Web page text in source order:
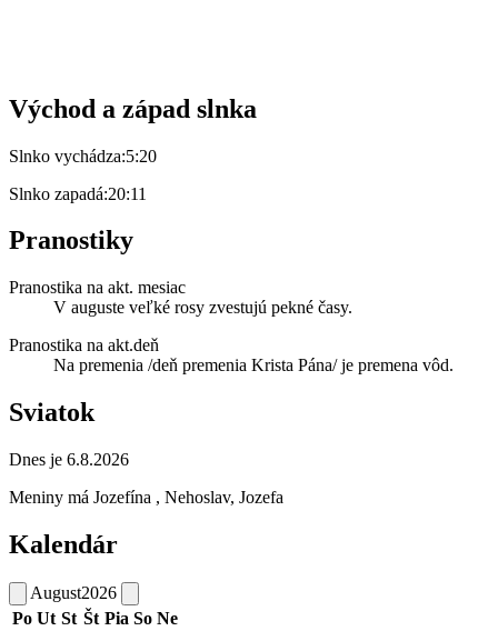
Východ a západ slnka
Slnko vychádza:5:20
Slnko zapadá:20:11
Pranostiky
Pranostika na akt. mesiac
V auguste veľké rosy zvestujú pekné časy.
Pranostika na akt.deň
Na premenia /deň premenia Krista Pána/ je premena vôd.
Sviatok
Dnes je 6.8.2026
Meniny má Jozefína , Nehoslav, Jozefa
Kalendár
August2026
Po Ut St Št Pia So Ne